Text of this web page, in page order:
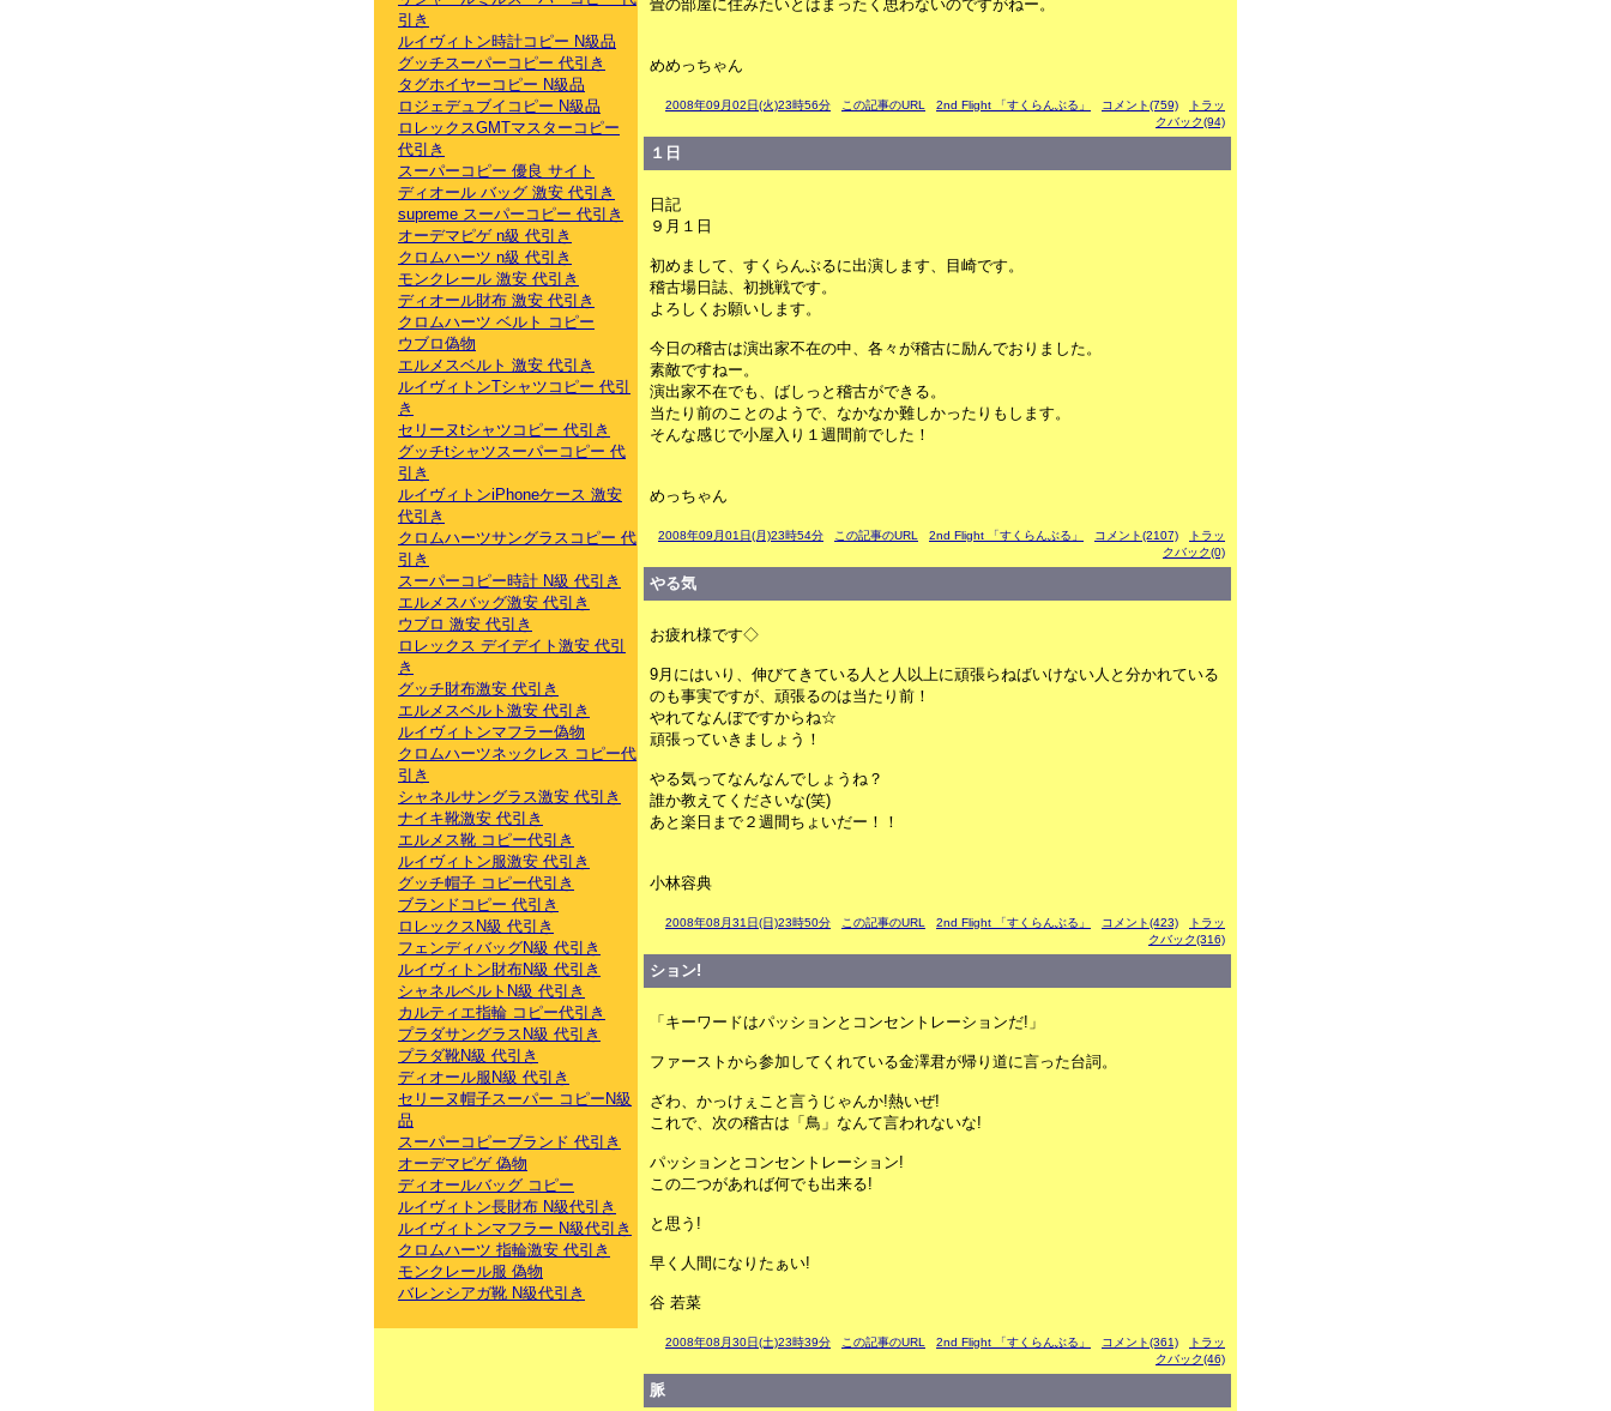
畳の部屋に住みたいとはまったく思わないのですがねー。
めめっちゃん
2008年09月02日(火)23時56分 この記事のURL 2nd Flight 「すくらんぶる」 コメント(759)
トラッ
クバック(94)
１日
日記
９月１日
初めまして、すくらんぶるに出演します、目崎です。
稽古場日誌、初挑戦です。
よろしくお願いします。
今日の稽古は演出家不在の中、各々が稽古に励んでおりました。
素敵ですねー。
演出家不在でも、ばしっと稽古ができる。
当たり前のことのようで、なかなか難しかったりもします。
そんな感じで小屋入り１週間前でした！
めっちゃん
2008年09月01日(月)23時54分 この記事のURL 2nd Flight 「すくらんぶる」 コメント(2107)
トラッ
クバック(0)
やる気
お疲れ様です◇
9月にはいり、伸びてきている人と人以上に頑張らねばいけない人と分かれている
のも事実ですが、頑張るのは当たり前！
やれてなんぼですからね☆
頑張っていきましょう！
やる気ってなんなんでしょうね？
誰か教えてくださいな(笑)
あと楽日まで２週間ちょいだー！！
小林容典
2008年08月31日(日)23時50分 この記事のURL 2nd Flight 「すくらんぶる」 コメント(423)
トラッ
クバック(316)
ション!
「キーワードはパッションとコンセントレーションだ!」
ファーストから参加してくれている金澤君が帰り道に言った台詞。
ざわ、かっけぇこと言うじゃんか!熱いぜ!
これで、次の稽古は「鳥」なんて言われないな!
パッションとコンセントレーション!
この二つがあれば何でも出来る!
と思う!
早く人間になりたぁい!
谷 若菜
2008年08月30日(土)23時39分 この記事のURL 2nd Flight 「すくらんぶる」 コメント(361)
トラッ
クバック(46)
脈
引き
ルイヴィトン時計コピー N級品
グッチスーパーコピー 代引き
タグホイヤーコピー N級品
ロジェデュブイコピー N級品
ロレックスGMTマスターコピー
代引き
スーパーコピー 優良 サイト
ディオール バッグ 激安 代引き
supreme スーパーコピー 代引き
オーデマピゲ n級 代引き
クロムハーツ n級 代引き
モンクレール 激安 代引き
ディオール財布 激安 代引き
クロムハーツ ベルト コピー
ウブロ偽物
エルメスベルト 激安 代引き
ルイヴィトンTシャツコピー 代引
き
セリーヌtシャツコピー 代引き
グッチtシャツスーパーコピー 代
引き
ルイヴィトンiPhoneケース 激安
代引き
クロムハーツサングラスコピー 代
引き
スーパーコピー時計 N級 代引き
エルメスバッグ激安 代引き
ウブロ 激安 代引き
ロレックス デイデイト激安 代引
き
グッチ財布激安 代引き
エルメスベルト激安 代引き
ルイヴィトンマフラー偽物
クロムハーツネックレス コピー代
引き
シャネルサングラス激安 代引き
ナイキ靴激安 代引き
エルメス靴 コピー代引き
ルイヴィトン服激安 代引き
グッチ帽子 コピー代引き
ブランドコピー 代引き
ロレックスN級 代引き
フェンディバッグN級 代引き
ルイヴィトン財布N級 代引き
シャネルベルトN級 代引き
カルティエ指輪 コピー代引き
プラダサングラスN級 代引き
プラダ靴N級 代引き
ディオール服N級 代引き
セリーヌ帽子スーパー コピーN級
品
スーパーコピーブランド 代引き
オーデマピゲ 偽物
ディオールバッグ コピー
ルイヴィトン長財布 N級代引き
ルイヴィトンマフラー N級代引き
クロムハーツ 指輪激安 代引き
モンクレール服 偽物
バレンシアガ靴 N級代引き